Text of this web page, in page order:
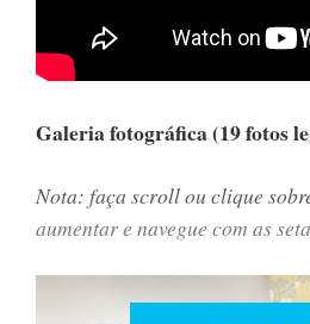
Galeria fotográfica (19 fotos
Nota: faça scroll ou clique
aumentar e navegue com as